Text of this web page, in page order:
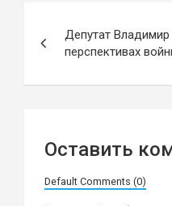
по
записям
Депутат
перспективах
Оставить
Default Comments (0)